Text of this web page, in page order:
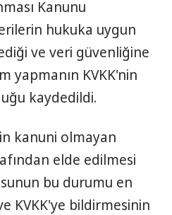
Kanunu
hukuka uygun
ve veri güvenliğine
yapmanın KVKK'nin
kaydedildi.
kanuni olmayan
elde edilmesi
bu durumu en
KVKK'ye bildirmesinin